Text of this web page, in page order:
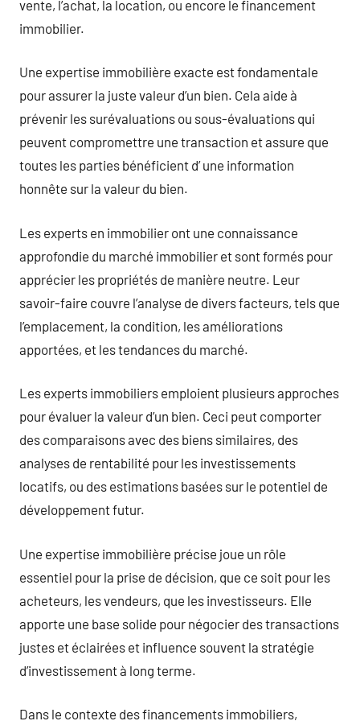
vente, l’achat, la location, ou encore le financement
immobilier.
Une expertise immobilière exacte est fondamentale
pour assurer la juste valeur d’un bien. Cela aide à
prévenir les surévaluations ou sous-évaluations qui
peuvent compromettre une transaction et assure que
toutes les parties bénéficient d’ une information
honnête sur la valeur du bien.
Les experts en immobilier ont une connaissance
approfondie du marché immobilier et sont formés pour
apprécier les propriétés de manière neutre. Leur
savoir-faire couvre l’analyse de divers facteurs, tels que
l’emplacement, la condition, les améliorations
apportées, et les tendances du marché.
Les experts immobiliers emploient plusieurs approches
pour évaluer la valeur d’un bien. Ceci peut comporter
des comparaisons avec des biens similaires, des
analyses de rentabilité pour les investissements
locatifs, ou des estimations basées sur le potentiel de
développement futur.
Une expertise immobilière précise joue un rôle
essentiel pour la prise de décision, que ce soit pour les
acheteurs, les vendeurs, que les investisseurs. Elle
apporte une base solide pour négocier des transactions
justes et éclairées et influence souvent la stratégie
d’investissement à long terme.
Dans le contexte des financements immobiliers,